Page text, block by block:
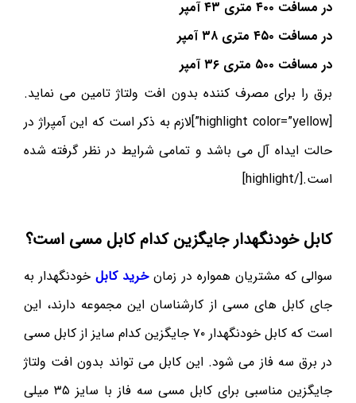
در مسافت ۴۰۰ متری ۴۳ آمپر
در مسافت ۴۵۰ متری ۳۸ آمپر
در مسافت ۵۰۰ متری ۳۶ آمپر
برق را برای مصرف کننده بدون افت ولتاژ تامین می نماید.
[highlight color=”yellow”]لازم به ذکر است که این آمپراژ در
حالت ایداه آل می باشد و تمامی شرایط در نظر گرفته شده
است.[/highlight]
کابل خودنگهدار جایگزین کدام کابل مسی است؟
سوالی که مشتریان همواره در زمانخرید کابلخودنگهدار به
جای کابل های مسی از کارشناسان این مجموعه دارند، این
است که کابل خودنگهدار ۷۰ جایگزین کدام سایز از کابل مسی
در برق سه فاز می شود. این کابل می تواند بدون افت ولتاژ
جایگزین مناسبی برای کابل مسی سه فاز با سایز ۳۵ میلی